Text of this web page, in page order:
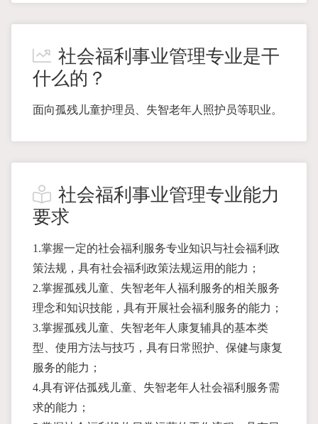
社会福利事业管理专业是干
什么的？
面向孤残儿童护理员、失智老年人照护员等职业。
社会福利事业管理专业能力
要求
1.掌握一定的社会福利服务专业知识与社会福利政
策法规，具有社会福利政策法规运用的能力；
2.掌握孤残儿童、失智老年人福利服务的相关服务
理念和知识技能，具有开展社会福利服务的能力；
3.掌握孤残儿童、失智老年人康复辅具的基本类
型、使用方法与技巧，具有日常照护、保健与康复
服务的能力；
4.具有评估孤残儿童、失智老年人社会福利服务需
求的能力；